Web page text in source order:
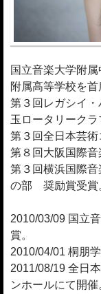
国立音楽大学附
附属高等学校を首
第３回レガシイ
玉ロータリークラ
第３回全日本芸
第８回大阪国際音
第３回横浜国際
の部 奨励賞受賞
2010/03/09 国立
賞。
2010/04/01 桐朋
2011/08/19 全日
ンホールにて開催